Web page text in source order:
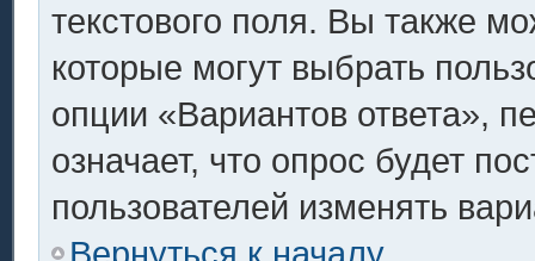
текстового поля. Вы также
которые могут выбрать
опции «Вариантов ответа»,
означает, что опрос будет
пользователей изменять